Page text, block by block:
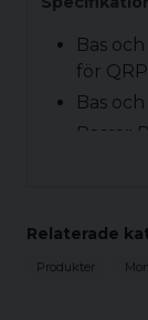
Bas
för
Bas
Passar
Måste
dessa
Relaterade
Produkter